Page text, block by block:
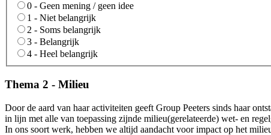
0 - Geen mening / geen idee
1 - Niet belangrijk
2 - Soms belangrijk
3 - Belangrijk
4 - Heel belangrijk
Thema 2 - Milieu
Door de aard van haar activiteiten geeft Group Peeters sinds haar
in lijn met alle van toepassing zijnde milieu(gerelateerde) wet- en
In ons soort werk, hebben we altijd aandacht voor impact op het